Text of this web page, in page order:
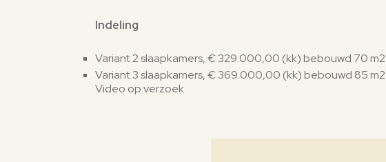
Indeling
Variant 2 slaapkamers, € 329.000,00 (kk) bebouwd 70 m2
Variant 3 slaapkamers, € 369.000,00 (kk) bebouwd 85 m2
Video op verzoek